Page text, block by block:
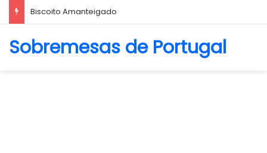
Biscoito Amanteigado
Sobremesas de Portugal